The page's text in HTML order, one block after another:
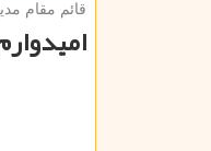
قائم مقام